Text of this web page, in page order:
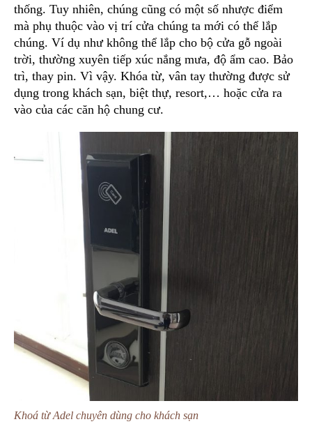
thống. Tuy nhiên, chúng cũng có một số nhược điểm
mà phụ thuộc vào vị trí cửa chúng ta mới có thể lắp
chúng. Ví dụ như không thể lắp cho bộ cửa gỗ ngoài
trời, thường xuyên tiếp xúc nắng mưa, độ ẩm cao. Bảo
trì, thay pin. Vì vậy. Khóa từ, vân tay thường được sử
dụng trong khách sạn, biệt thự, resort,… hoặc cửa ra
vào của các căn hộ chung cư.
Khoá từ Adel chuyên dùng cho khách sạn